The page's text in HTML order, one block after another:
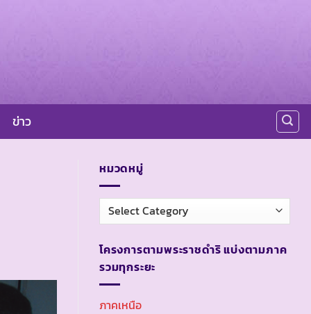
ข่าว
หมวดหมู่
หมวด
หมู่
โครงการตามพระราชดำริ แบ่งตามภาค
รวมทุกระยะ
ภาคเหนือ